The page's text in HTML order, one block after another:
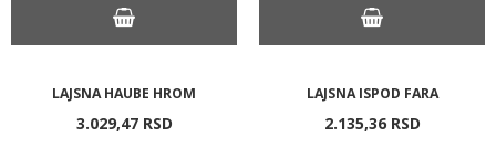
LAJSNA HAUBE HROM
3.029,47 RSD
LAJSNA ISPOD FARA
2.135,36 RSD